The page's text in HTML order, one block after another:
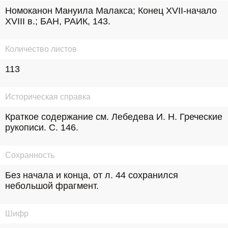
Номоканон Мануила Малакса; Конец XVII-начало
XVIII в.; БАН, РАИК, 143.
Количество листов
113
Историческая справка
Краткое содержание см. Лебедева И. Н. Греческие
рукописи. С. 146.
Сохранность
Без начала и конца, от л. 44 сохранился
небольшой фрагмент.
Шифр